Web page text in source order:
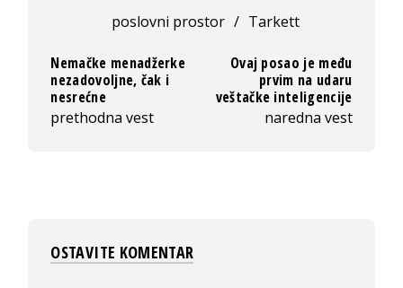
poslovni prostor / Tarkett
Nemačke menadžerke
nezadovoljne, čak i
nesrećne
prethodna vest
Ovaj posao je među
prvim na udaru
veštačke inteligencije
naredna vest
OSTAVITE KOMENTAR